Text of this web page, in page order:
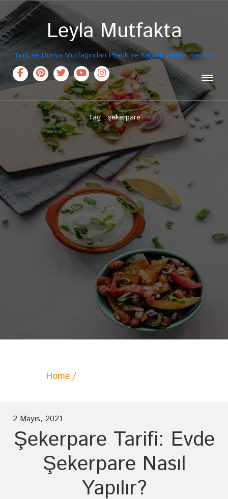
Leyla Mutfakta
Türk ve Dünya Mutfağından Pratik ve Sağlıklı Yemek Tarifleri
Tag : şekerpare
Home
2 Mayıs, 2021
Şekerpare Tarifi: Evde
Şekerpare Nasıl
Yapılır?